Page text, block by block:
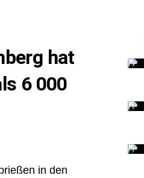
hat
6 000
in den